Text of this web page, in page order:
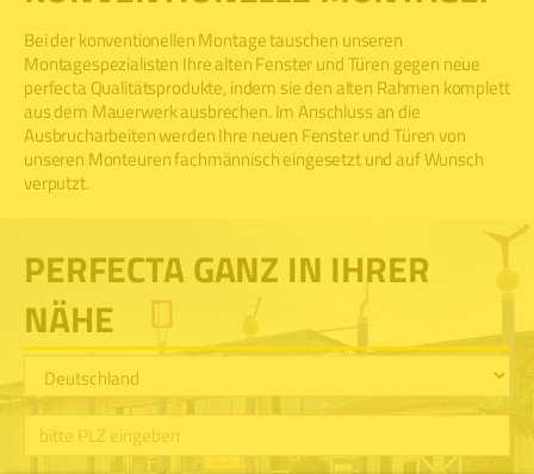
Bei der konventionellen Montage tauschen unseren
Montagespezialisten Ihre alten Fenster und Türen gegen neue
perfecta Qualitätsprodukte, indem sie den alten Rahmen komplett
aus dem Mauerwerk ausbrechen. Im Anschluss an die
Ausbrucharbeiten werden Ihre neuen Fenster und Türen von
unseren Monteuren fachmännisch eingesetzt und auf Wunsch
verputzt.
PERFECTA GANZ IN IHRER
NÄHE